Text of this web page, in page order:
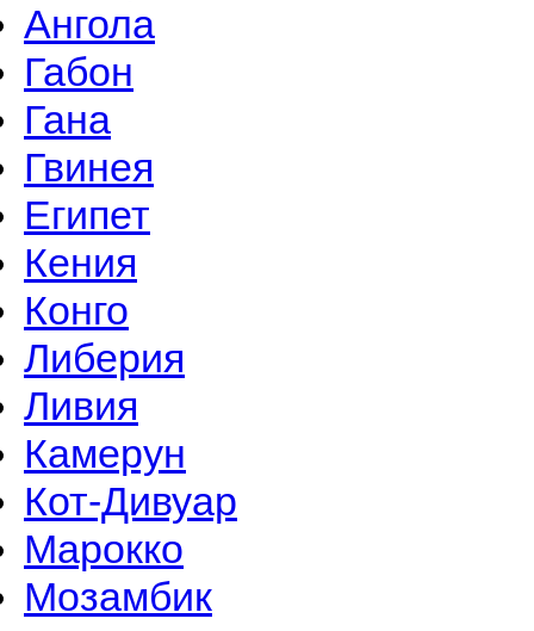
Ангола
Габон
Гана
Гвинея
Египет
Кения
Конго
Либерия
Ливия
Камерун
Кот-Дивуар
Марокко
Мозамбик